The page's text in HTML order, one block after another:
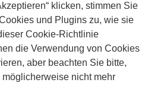
klicken, stimmen Sie
und Plugins zu, wie sie
Cookie-Richtlinie
die Verwendung von Cookies
aber beachten Sie bitte,
nicht mehr